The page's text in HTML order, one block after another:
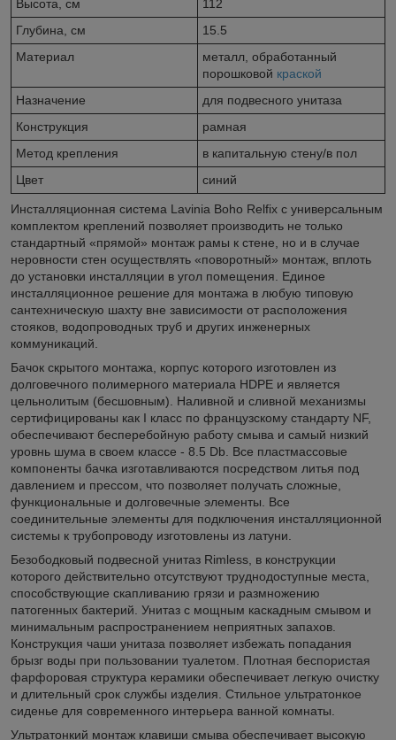
Высота, см
112
Глубина, см
15.5
Материал
металл, обработанный
порошковой краской
Назначение
для подвесного унитаза
Конструкция
рамная
Метод крепления
в капитальную стену/в пол
Цвет
синий
Инсталляционная система Lavinia Boho Relfix c универсальным
комплектом креплений позволяет производить не только
стандартный «прямой» монтаж рамы к стене, но и в случае
неровности стен осуществлять «поворотный» монтаж, вплоть
до установки инсталляции в угол помещения. Единое
инсталляционное решение для монтажа в любую типовую
сантехническую шахту вне зависимости от расположения
стояков, водопроводных труб и других инженерных
коммуникаций.
Бачок скрытого монтажа, корпус которого изготовлен из
долговечного полимерного материала HDPE и является
цельнолитым (бесшовным). Наливной и сливной механизмы
сертифицированы как I класс по французскому стандарту NF,
обеспечивают бесперебойную работу смыва и самый низкий
уровнь шума в своем классе - 8.5 Db. Все пластмассовые
компоненты бачка изготавливаются посредством литья под
давлением и прессом, что позволяет получать сложные,
функциональные и долговечные элементы. Все
соединительные элементы для подключения инсталляционной
системы к трубопроводу изготовлены из латуни.
Безободковый подвесной унитаз Rimless, в конструкции
которого действительно отсутствуют труднодоступные места,
способствующие скапливанию грязи и размножению
патогенных бактерий. Унитаз с мощным каскадным смывом и
минимальным распространением неприятных запахов.
Конструкция чаши унитаза позволяет избежать попадания
брызг воды при пользовании туалетом. Плотная беспористая
фарфоровая структура керамики обеспечивает легкую очистку
и длительный срок службы изделия. Стильное ультратонкое
сиденье для современного интерьера ванной комнаты.
Ультратонкий монтаж клавиши смыва обеспечивает высокую